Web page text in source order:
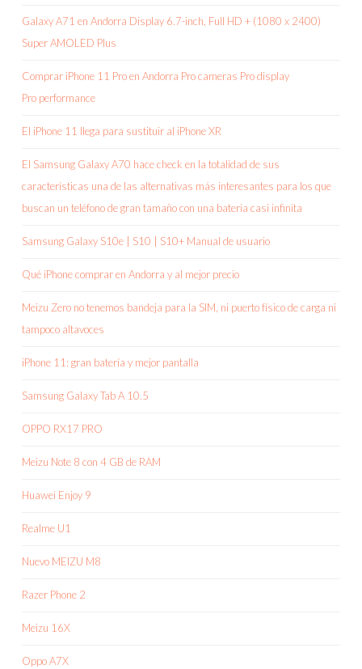
Galaxy A71 en Andorra Display 6.7-inch, Full HD + (1080 x 2400)
Super AMOLED Plus
Comprar iPhone 11 Pro en Andorra Pro cameras Pro display
Pro performance
El iPhone 11 llega para sustituir al iPhone XR
El Samsung Galaxy A70 hace check en la totalidad de sus
características una de las alternativas más interesantes para los que
buscan un teléfono de gran tamaño con una bateria casi infinita
Samsung Galaxy S10e | S10 | S10+ Manual de usuario
Qué iPhone comprar en Andorra y al mejor precio
Meizu Zero no tenemos bandeja para la SIM, ni puerto físico de carga ni
tampoco altavoces
iPhone 11: gran batería y mejor pantalla
Samsung Galaxy Tab A 10.5
OPPO RX17 PRO
Meizu Note 8 con 4 GB de RAM
Huawei Enjoy 9
Realme U1
Nuevo MEIZU M8
Razer Phone 2
Meizu 16X
Oppo A7X